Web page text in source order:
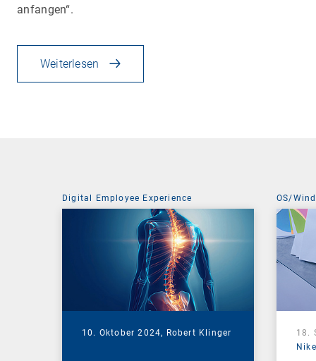
anfangen“.
Weiterlesen
Digital Employee Experience
10. Oktober 2024, Robert Klinger
OS/
18.